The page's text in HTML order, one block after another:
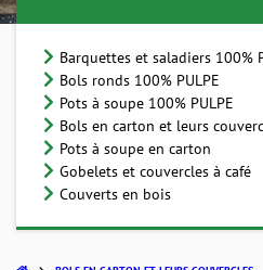
Barquettes et saladiers 100%
Bols ronds 100% PULPE
Pots à soupe 100% PULPE
Bols en carton et leurs
Pots à soupe en carton
Gobelets et couvercles à café
Couverts en bois